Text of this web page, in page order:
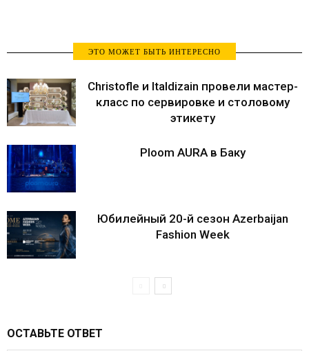
ЭТО МОЖЕТ БЫТЬ ИНТЕРЕСНО
Christofle и Italdizain провели мастер-
класс по сервировке и столовому
этикету
Ploom AURA в Баку
Юбилейный 20-й сезон Azerbaijan
Fashion Week
ОСТАВЬТЕ ОТВЕТ